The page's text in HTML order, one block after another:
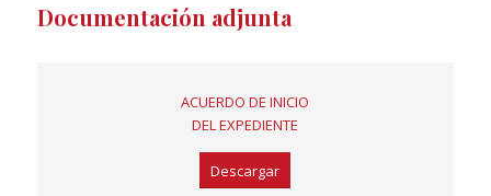
Documentación adjunta
ACUERDO DE INICIO
DEL EXPEDIENTE
Descargar